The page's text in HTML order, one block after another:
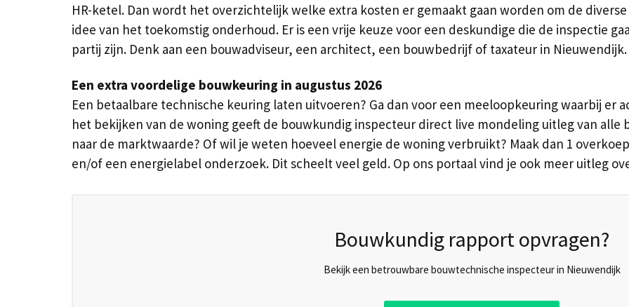
HR-ketel. Dan wordt het overzichtelijk welke extra kosten er gemaakt gaan worden om de
idee van het toekomstig onderhoud. Er is een vrije keuze voor een deskundige die de inspectie
partij zijn. Denk aan een bouwadviseur, een architect, een bouwbedrijf of taxateur in Nieuwendijk.
Een extra voordelige bouwkeuring in augustus 2026
Een betaalbare technische keuring laten uitvoeren? Ga dan voor een meeloopkeuring waarbij er
het bekijken van de woning geeft de bouwkundig inspecteur direct live mondeling uitleg van alle
naar de marktwaarde? Of wil je weten hoeveel energie de woning verbruikt? Maak dan 1
en/of een energielabel onderzoek. Dit scheelt veel geld. Op ons portaal vind je ook meer uitleg
Bouwkundig rapport opvragen?
Bekijk een betrouwbare bouwtechnische inspecteur in Nieuwendijk